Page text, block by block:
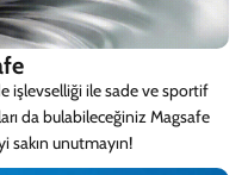
işlevselliği ile sade ve sportif
da bulabileceğiniz Magsafe
sakın unutmayın!